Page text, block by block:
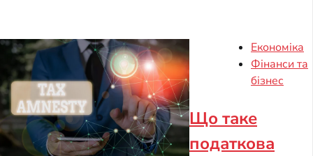
Економіка
Фінанси та
бізнес
Що таке
податкова